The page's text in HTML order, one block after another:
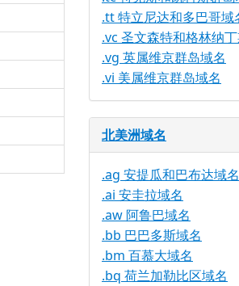
.tt 特立尼达和多巴哥域
.vc 圣文森特和格林纳
.vg 英属维京群岛域名
.vi 美属维京群岛域名
北美洲域名
.ag 安提瓜和巴布达域名
.ai 安圭拉域名
.aw 阿鲁巴域名
.bb 巴巴多斯域名
.bm 百慕大域名
.bq 荷兰加勒比区域名